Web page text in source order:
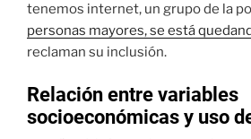
tenemos internet, un grupo de la
personas mayores, se está
reclaman su inclusión.